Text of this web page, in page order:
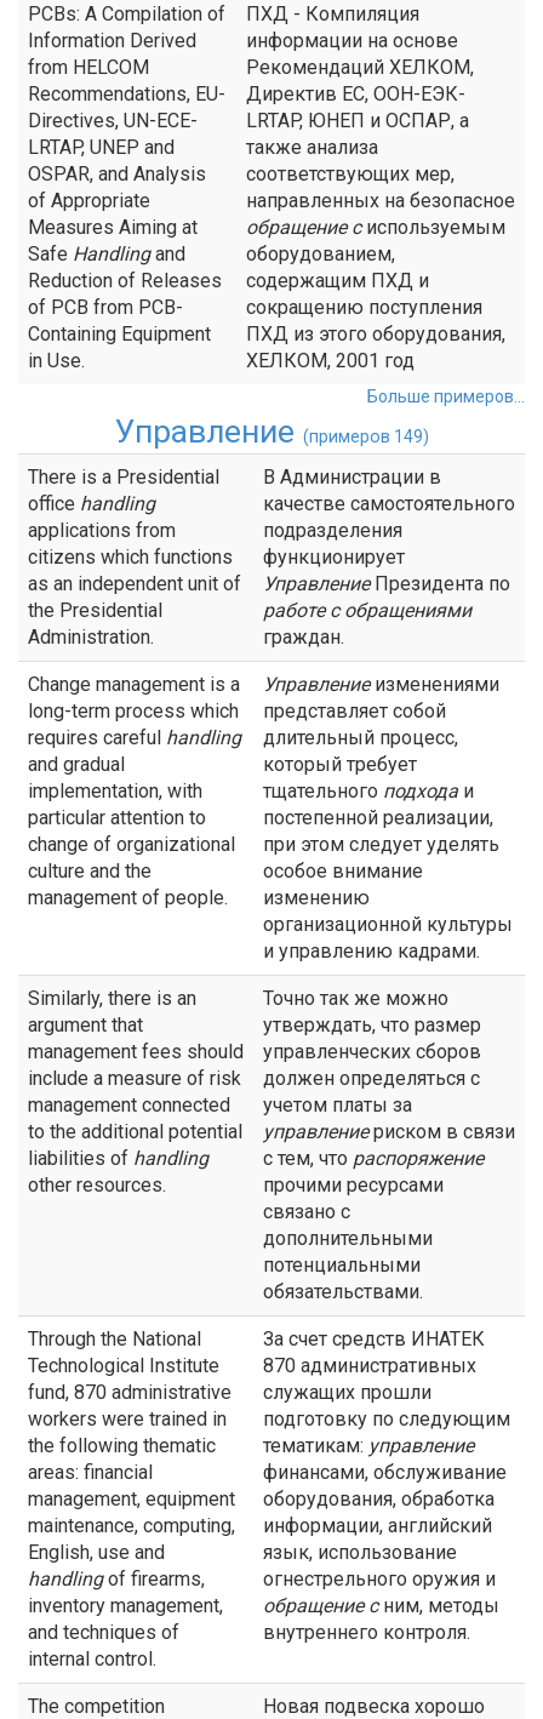
PCBs: A Compilation of
Information Derived
from HELCOM
Recommendations, EU-
Directives, UN-ECE-
LRTAP, UNEP and
OSPAR, and Analysis
of Appropriate
Measures Aiming at
Safe Handlingand
Reduction of Releases
of PCB from PCB-
Containing Equipment
in Use.
ПХД - Компиляция
информации на основе
Рекомендаций ХЕЛКОМ,
Директив ЕС, ООН-ЕЭК-
LRTAP, ЮНЕП и ОСПАР, а
также анализа
соответствующих мер,
направленных на безопасное
обращение сиспользуемым
оборудованием,
содержащим ПХД и
сокращению поступления
ПХД из этого оборудования,
ХЕЛКОМ, 2001 год
Больше примеров...
Управление (примеров 149)
There is a Presidential
office handling
applications from
citizens which functions
as an independent unit of
the Presidential
Administration.
В Администрации в
качестве самостоятельного
подразделения
функционирует
УправлениеПрезидента по
работе с обращениями
граждан.
Change management is a
long-term process which
requires careful handling
and gradual
implementation, with
particular attention to
change of organizational
culture and the
management of people.
Управлениеизменениями
представляет собой
длительный процесс,
который требует
тщательного подхода и
постепенной реализации,
при этом следует уделять
особое внимание
изменению
организационной культуры
и управлению кадрами.
Similarly, there is an
argument that
management fees should
include a measure of risk
management connected
to the additional potential
liabilities of handling
other resources.
Точно так же можно
утверждать, что размер
управленческих сборов
должен определяться с
учетом платы за
управлениериском в связи
с тем, что распоряжение
прочими ресурсами
связано с
дополнительными
потенциальными
обязательствами.
Through the National
Technological Institute
fund, 870 administrative
workers were trained in
the following thematic
areas: financial
management, equipment
maintenance, computing,
English, use and
handlingof firearms,
inventory management,
and techniques of
internal control.
За счет средств ИНАТЕК
870 административных
служащих прошли
подготовку по следующим
тематикам: управление
финансами, обслуживание
оборудования, обработка
информации, английский
язык, использование
огнестрельного оружия и
обращение сним, методы
внутреннего контроля.
The competition
Новая подвеска хорошо